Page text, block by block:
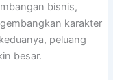
bisnis,
karakter
peluang
besar.